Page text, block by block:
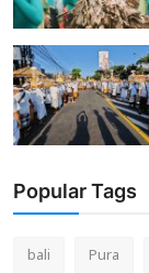
Popular Tags
bali Pura